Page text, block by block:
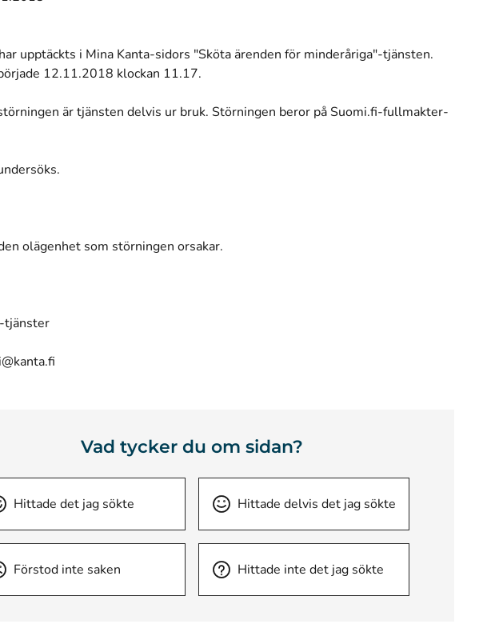
upptäckts i Mina Kanta-sidors "Sköta ärenden för minderåriga"-tjänsten.
12.11.2018 klockan 11.17.
är tjänsten delvis ur bruk. Störningen beror på Suomi.fi-fullmakter-
olägenhet som störningen orsakar.
tjänster
Vad tycker du om sidan?
Hittade det jag sökte Hittade delvis det jag sökte
Förstod inte saken Hittade inte det jag sökte